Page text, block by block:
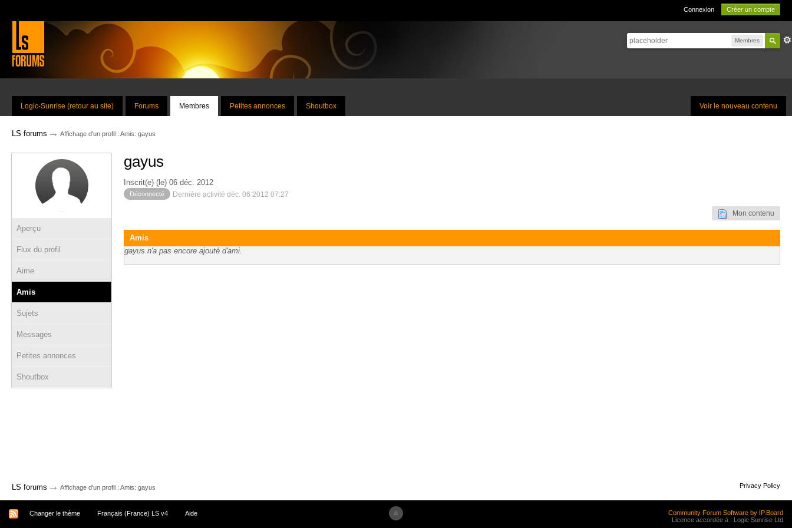
Connexion Créer un compte
Membres
Voir le nouveau contenu
Logic-Sunrise (retour au site) Forums Membres Petites annonces Shoutbox
LS forums → Affichage d'un profil : Amis: gayus
Aperçu
Flux du profil
Aime
Amis
Sujets
Messages
Petites annonces
Shoutbox
gayus
Inscrit(e) (le) 06 déc. 2012
Déconnecté Dernière activité déc. 06 2012 07:27
Mon contenu
Amis
gayus n'a pas encore ajouté d'ami.
LS forums → Affichage d'un profil : Amis: gayus Privacy Policy
Changer le thème Français (France) LS v4 Aide
Community Forum Software by IP.Board
Licence accordée à : Logic Sunrise Ltd